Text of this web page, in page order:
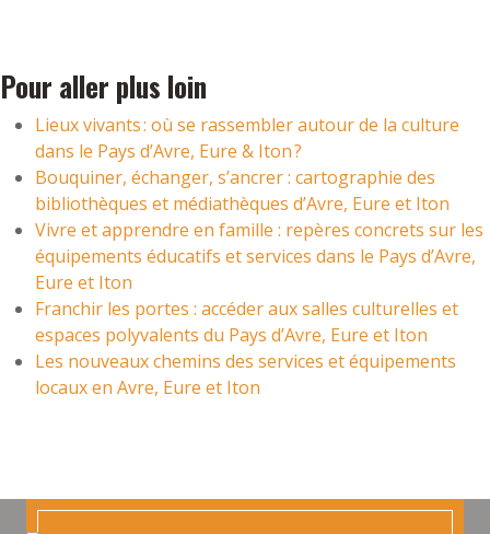
Pour aller plus loin
Lieux vivants : où se rassembler autour de la culture
dans le Pays d’Avre, Eure & Iton ?
Bouquiner, échanger, s’ancrer : cartographie des
bibliothèques et médiathèques d’Avre, Eure et Iton
Vivre et apprendre en famille : repères concrets sur les
équipements éducatifs et services dans le Pays d’Avre,
Eure et Iton
Franchir les portes : accéder aux salles culturelles et
espaces polyvalents du Pays d’Avre, Eure et Iton
Les nouveaux chemins des services et équipements
locaux en Avre, Eure et Iton